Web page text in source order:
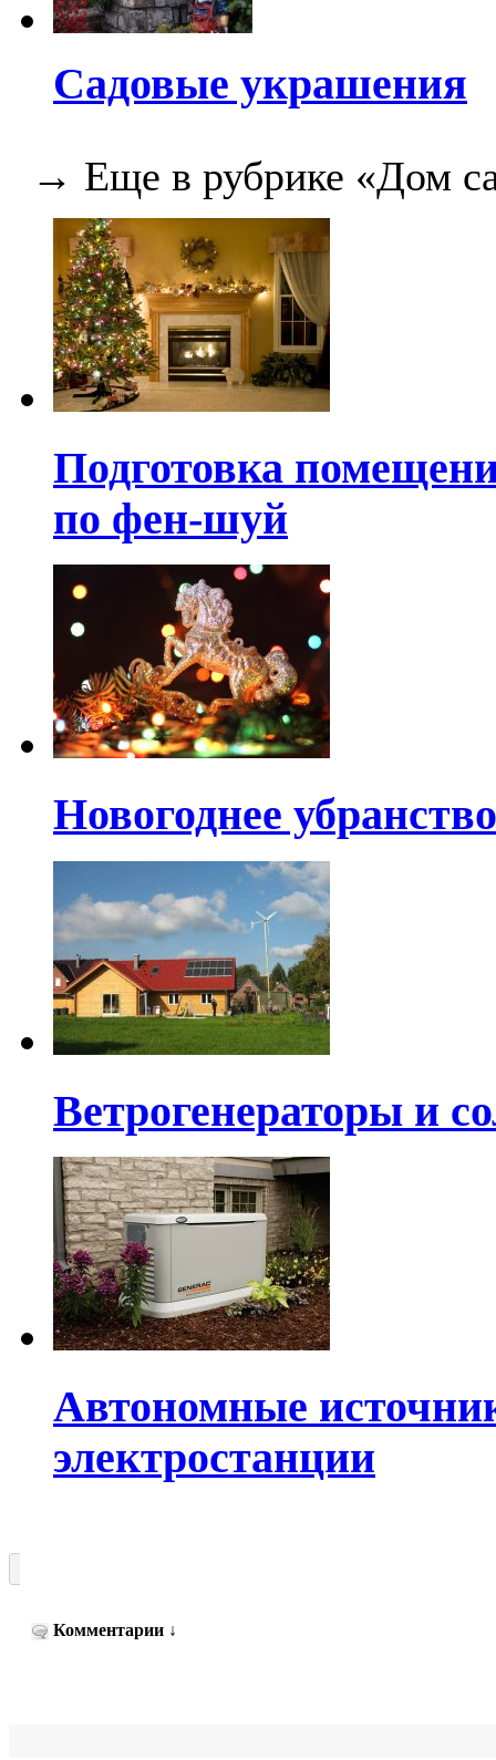
Садовые украшения
→ Еще в рубрике «Дом
Подготовка
по фен-шуй
Новогоднее убранство
Ветрогенераторы и
Автономные
электростанции
Комментарии ↓